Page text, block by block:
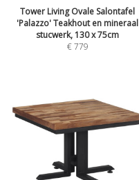
Tower Living Ovale Salontafel
'Palazzo' Teakhout en mineraal
stucwerk, 130 x 75cm
€779